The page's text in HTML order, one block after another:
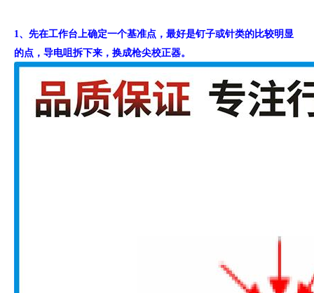
1、先在工作台上确定一个基准点，最好是钉子或针类的比较明显
的点，导电咀拆下来，换成枪尖校正器。